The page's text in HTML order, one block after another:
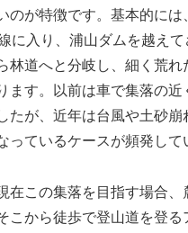
のが特徴です。基本的には
に入り、浦山ダムを越えて
林道へと分岐し、細く荒れ
ます。以前は車で集落の
たが、近年は台風や土砂
っているケースが頻発して
在この集落を目指す場合、
こから徒歩で登山道を登る